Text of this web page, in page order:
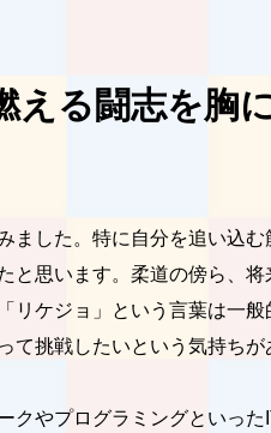
える闘志を胸
ました。特に自分を追い込
と思います。柔道の傍ら、
リケジョ」という言葉は一
挑戦したいという気持ちが
クやプログラミングといった